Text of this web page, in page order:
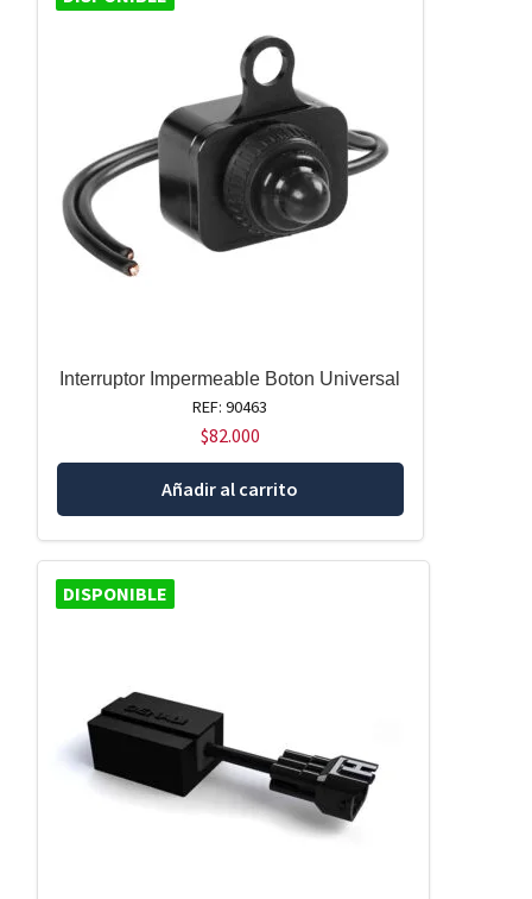
Interruptor Impermeable Boton Universal
REF: 90463
$82.000
Añadir al carrito
DISPONIBLE